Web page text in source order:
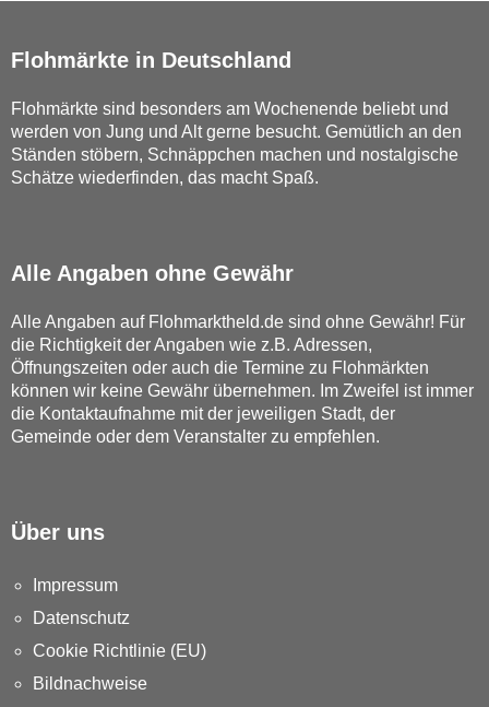
Flohmärkte in Deutschland
Flohmärkte sind besonders am Wochenende beliebt und
werden von Jung und Alt gerne besucht. Gemütlich an den
Ständen stöbern, Schnäppchen machen und nostalgische
Schätze wiederfinden, das macht Spaß.
Alle Angaben ohne Gewähr
Alle Angaben auf Flohmarktheld.de sind ohne Gewähr! Für
die Richtigkeit der Angaben wie z.B. Adressen,
Öffnungszeiten oder auch die Termine zu Flohmärkten
können wir keine Gewähr übernehmen. Im Zweifel ist immer
die Kontaktaufnahme mit der jeweiligen Stadt, der
Gemeinde oder dem Veranstalter zu empfehlen.
Über uns
Impressum
Datenschutz
Cookie Richtlinie (EU)
Bildnachweise